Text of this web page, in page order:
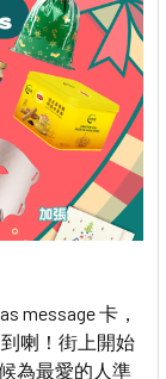
message 卡，
喇！街上開始
為最愛的人準